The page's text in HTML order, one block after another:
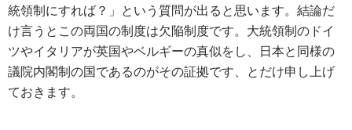
統領制にすれば？」という質問が出ると思います。結論だ
け言うとこの両国の制度は欠陥制度です。大統領制のドイ
ツやイタリアが英国やベルギーの真似をし、日本と同様の
議院内閣制の国であるのがその証拠です、とだけ申し上げ
ておきます。